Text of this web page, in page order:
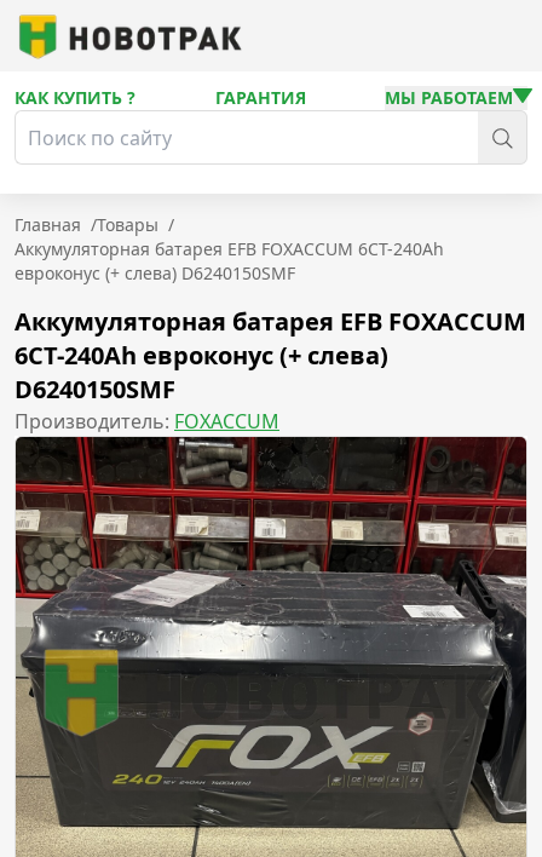
КАК КУПИТЬ ? ГАРАНТИЯ МЫ РАБОТАЕМ
Главная /Товары /
Аккумуляторная батарея EFB FOXACCUM 6СТ-240Ah
евроконус (+ слева) D6240150SMF
Аккумуляторная батарея EFB FOXACCUM
6СТ-240Ah евроконус (+ слева)
D6240150SMF
Производитель: FOXACCUM